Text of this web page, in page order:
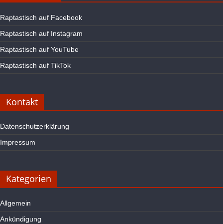
Raptastisch auf Facebook
Raptastisch auf Instagram
Raptastisch auf YouTube
Raptastisch auf TikTok
Kontakt
Datenschutzerklärung
Impressum
Kategorien
Allgemein
Ankündigung